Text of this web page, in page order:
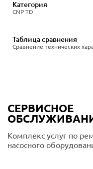
CNP TD
Категория
Сравнение технических
Таблица сравнения
СЕРВИСНОЕ
Комплекс услуг по
насосного